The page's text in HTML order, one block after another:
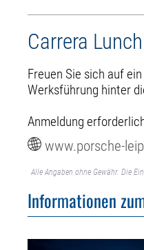
Carrera Lunch
Freuen Sie sich auf
Werksführung hinter
Anmeldung
www.porsche-
Alle Angaben ohne Gewähr. Die
Informationen